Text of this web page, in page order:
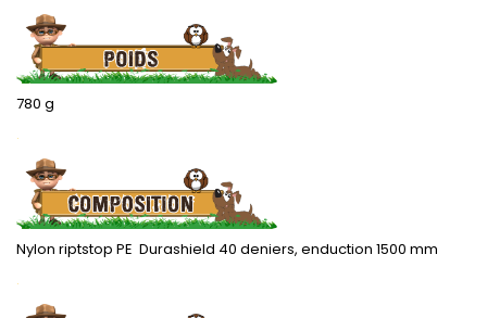
780 g
.
Nylon riptstop PE Durashield 40 deniers, enduction 1500 mm
.